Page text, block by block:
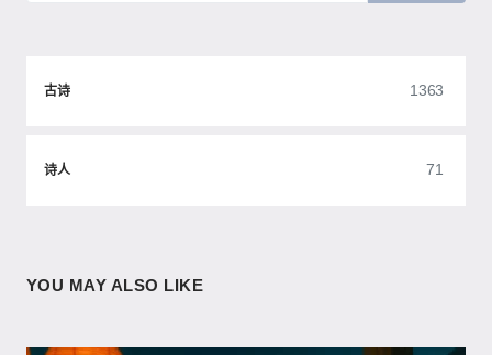
古诗 1363
诗人 71
YOU MAY ALSO LIKE